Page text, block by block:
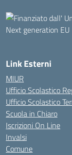
Link Esterni
MIUR
Ufficio Scolastico
Ufficio Scolastico
Scuola in Chiaro
Iscrizioni On Line
Invalsi
Comune